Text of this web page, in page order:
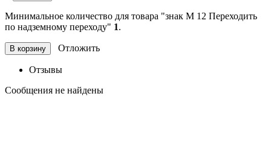
Минимальное количество для товара "знак М 12 Переходить
по надземному переходу" 1.
В корзину Отложить
Отзывы
Сообщения не найдены